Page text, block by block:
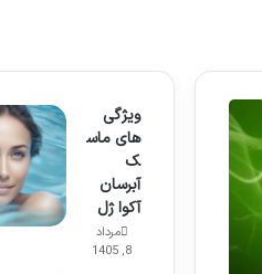
ویژگی
های ماس
ک
آبرسان
آکوا ژل
مرداد
8, 1405